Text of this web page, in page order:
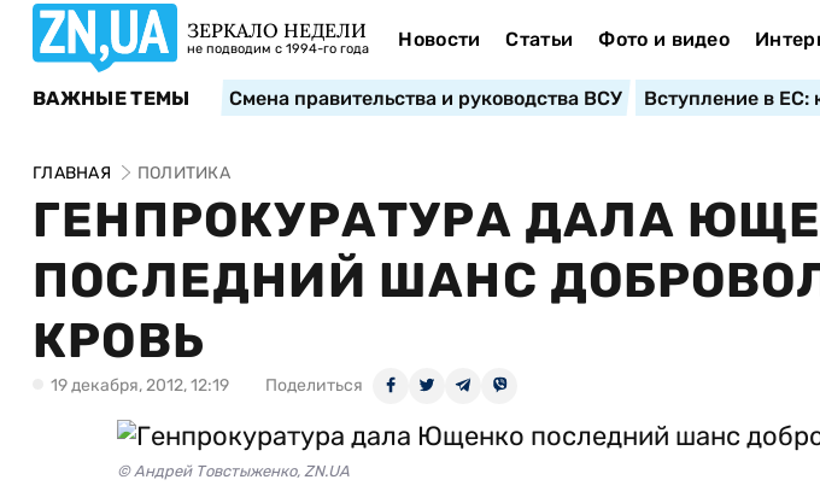
ЗЕРКАЛО НЕДЕЛИ
не подводим с 1994-го года Новости Статьи Фото и видео
ВАЖНЫЕ ТЕМЫ Смена правительства и руководства ВСУ Вступление в ЕС:
ГЛАВНАЯ ПОЛИТИКА
ГЕНПРОКУРАТУРА ДАЛА
ПОСЛЕДНИЙ ШАНС
КРОВЬ
19 декабря, 2012, 12:19 Поделиться
© Андрей Товстыженко, ZN.UA